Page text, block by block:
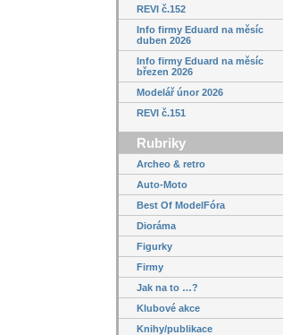
REVI č.152
Info firmy Eduard na měsíc
duben 2026
Info firmy Eduard na měsíc
březen 2026
Modelář únor 2026
REVI č.151
Rubriky
Archeo & retro
Auto-Moto
Best Of ModelFóra
Dioráma
Figurky
Firmy
Jak na to …?
Klubové akce
Knihy/publikace